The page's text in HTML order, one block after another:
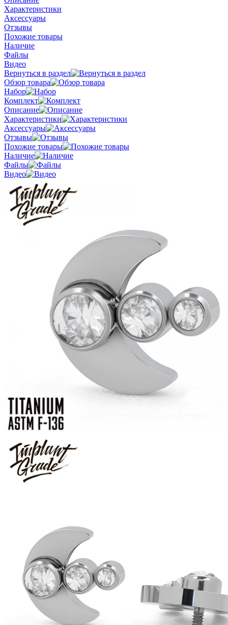
Характеристики
Аксессуары
Отзывы
Похожие товары
Наличие
Файлы
Видео
Вернуться в раздел
Обзор товара
Набор
Комплект
Описание
Характеристики
Аксессуары
Отзывы
Похожие товары
Наличие
Файлы
Видео